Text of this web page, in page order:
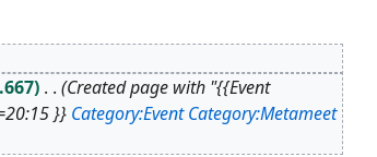
Created page with "{{Event
}} Category:Event Category:Metameet